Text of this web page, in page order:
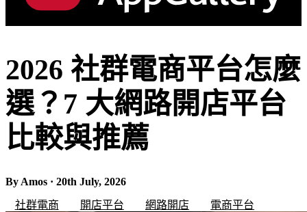
2026 社群電商平台怎麼
選？7 大網路開店平台
比較與推薦
By Amos · 20th July, 2026
社群電商
開店平台 網路開店 電商平台